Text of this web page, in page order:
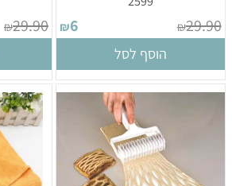
₪29.90
₪6
הוסף לסל
₪29.90